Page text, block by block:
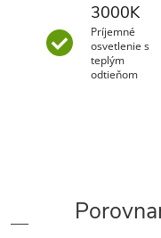
3000K
Príjemné
osvetlenie s
teplým
odtieňom